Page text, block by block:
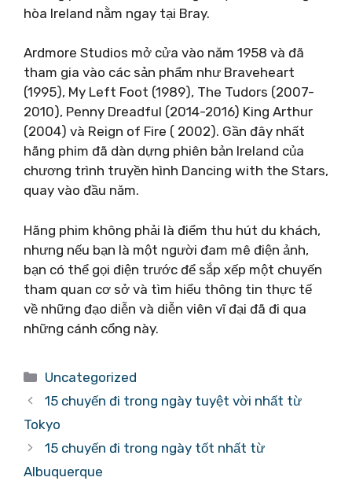
hòa Ireland nằm ngay tại Bray.
Ardmore Studios mở cửa vào năm 1958 và đã
tham gia vào các sản phẩm như Braveheart
(1995), My Left Foot (1989), The Tudors (2007-
2010), Penny Dreadful (2014-2016) King Arthur
(2004) và Reign of Fire ( 2002). Gần đây nhất
hãng phim đã dàn dựng phiên bản Ireland của
chương trình truyền hình Dancing with the Stars,
quay vào đầu năm.
Hãng phim không phải là điểm thu hút du khách,
nhưng nếu bạn là một người đam mê điện ảnh,
bạn có thể gọi điện trước để sắp xếp một chuyến
tham quan cơ sở và tìm hiểu thông tin thực tế
về những đạo diễn và diễn viên vĩ đại đã đi qua
những cánh cổng này.
Danh
mục
Uncategorized
15 chuyến đi trong ngày tuyệt vời nhất từ ​​
Tokyo
15 chuyến đi trong ngày tốt nhất từ ​​
Albuquerque